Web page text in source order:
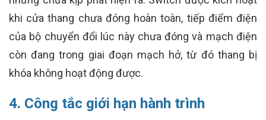
khi cửa thang chưa đóng hoàn toàn, tiếp điểm điện
của bộ chuyển đổi lúc này chưa đóng và mạch điện
còn đang trong giai đoạn mạch hở, từ đó thang bị
khóa không hoạt động được.
4. Công tắc giới hạn hành trình